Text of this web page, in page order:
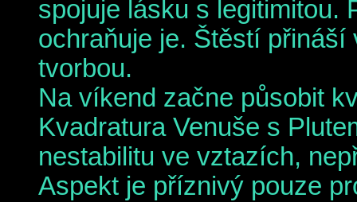
spojuje lásku s legitimitou.
ochraňuje je. Štěstí
tvorbou.
Na víkend začne působit
Kvadratura Venuše s
nestabilitu ve vztazích,
Aspekt je příznivý pouze